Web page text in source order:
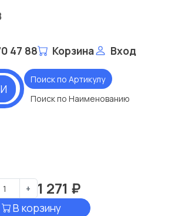
47 88 Корзина Вход
Поиск по Артикулу
Поиск по Наименованию
+ 1 271 ₽
В корзину